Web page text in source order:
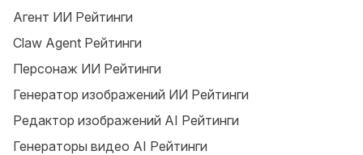
Агент ИИ Рейтинги
Claw Agent Рейтинги
Персонаж ИИ Рейтинги
Генератор изображений ИИ Рейтинги
Редактор изображений AI Рейтинги
Генераторы видео AI Рейтинги